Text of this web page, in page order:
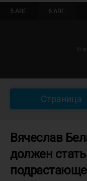
5 АВГ. 6 АВГ.
В
Страница
Вячеслав
должен